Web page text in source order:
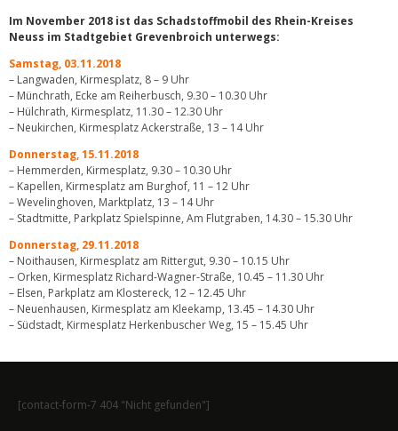
Im November 2018 ist das Schadstoffmobil des Rhein-Kreises
Neuss im Stadtgebiet Grevenbroich unterwegs:
Samstag, 03.11.2018
– Langwaden, Kirmesplatz, 8 – 9 Uhr
– Münchrath, Ecke am Reiherbusch, 9.30 – 10.30 Uhr
– Hülchrath, Kirmesplatz, 11.30 – 12.30 Uhr
– Neukirchen, Kirmesplatz Ackerstraße, 13 – 14 Uhr
Donnerstag, 15.11.2018
– Hemmerden, Kirmesplatz, 9.30 – 10.30 Uhr
– Kapellen, Kirmesplatz am Burghof, 11 – 12 Uhr
– Wevelinghoven, Marktplatz, 13 – 14 Uhr
– Stadtmitte, Parkplatz Spielspinne, Am Flutgraben, 14.30 – 15.30 Uhr
Donnerstag, 29.11.2018
– Noithausen, Kirmesplatz am Rittergut, 9.30 – 10.15 Uhr
– Orken, Kirmesplatz Richard-Wagner-Straße, 10.45 – 11.30 Uhr
– Elsen, Parkplatz am Klostereck, 12 – 12.45 Uhr
– Neuenhausen, Kirmesplatz am Kleekamp, 13.45 – 14.30 Uhr
– Südstadt, Kirmesplatz Herkenbuscher Weg, 15 – 15.45 Uhr
[contact-form-7 404 "Nicht gefunden"]